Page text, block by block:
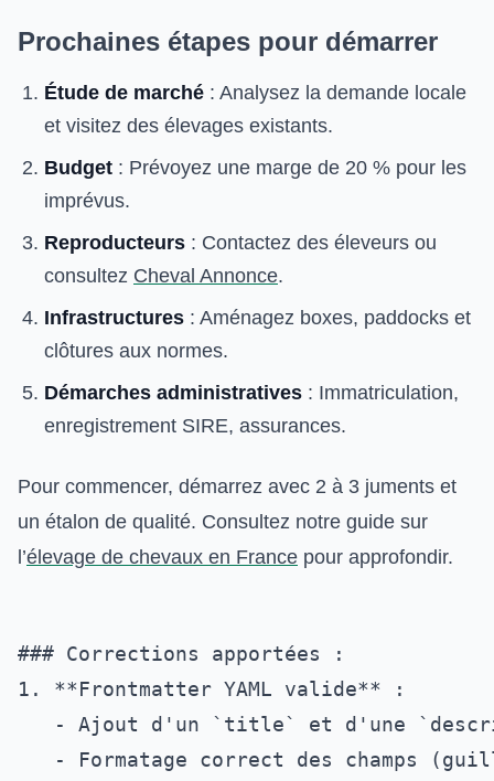
Prochaines étapes pour démarrer
Étude de marché : Analysez la demande locale
et visitez des élevages existants.
Budget : Prévoyez une marge de 20 % pour les
imprévus.
Reproducteurs : Contactez des éleveurs ou
consultez Cheval Annonce.
Infrastructures : Aménagez boxes, paddocks et
clôtures aux normes.
Démarches administratives : Immatriculation,
enregistrement SIRE, assurances.
Pour commencer, démarrez avec 2 à 3 juments et
un étalon de qualité. Consultez notre guide sur
l’élevage de chevaux en France pour approfondir.
### Corrections apportées :
1. **Frontmatter YAML valide** :
- Ajout d'un `title` et d'une
- Formatage correct des champs